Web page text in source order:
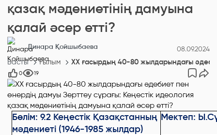
қазақ мәдениетінің дамуына
қалай әсер етті?
Динара Қойшыбаева 08.09.2024
Басты Ғылым XX ғасырдың 40-80 жылдарындағы
0 19
Бөлім: 9.2 Кеңестік Қазақстанның
мәдениеті (1946-1985 жылдар)
Мектеп: